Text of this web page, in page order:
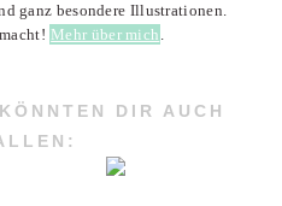
ganz besondere Illustrationen.
Mehr über mich .
DIR AUCH